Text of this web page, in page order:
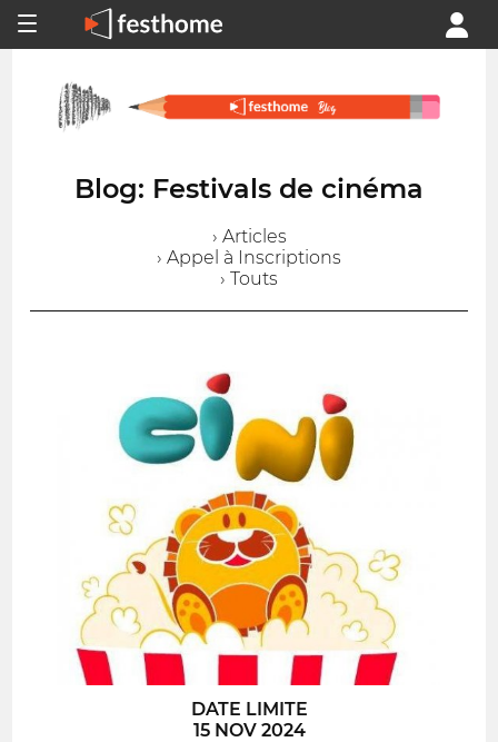
Blog: Festivals de cinéma
› Articles
› Appel à Inscriptions
› Touts
DATE LIMITE
15 NOV 2024